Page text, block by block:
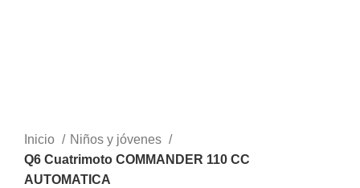
Inicio
Niños y jóvenes
Q6 Cuatrimoto COMMANDER 110 CC
AUTOMATICA